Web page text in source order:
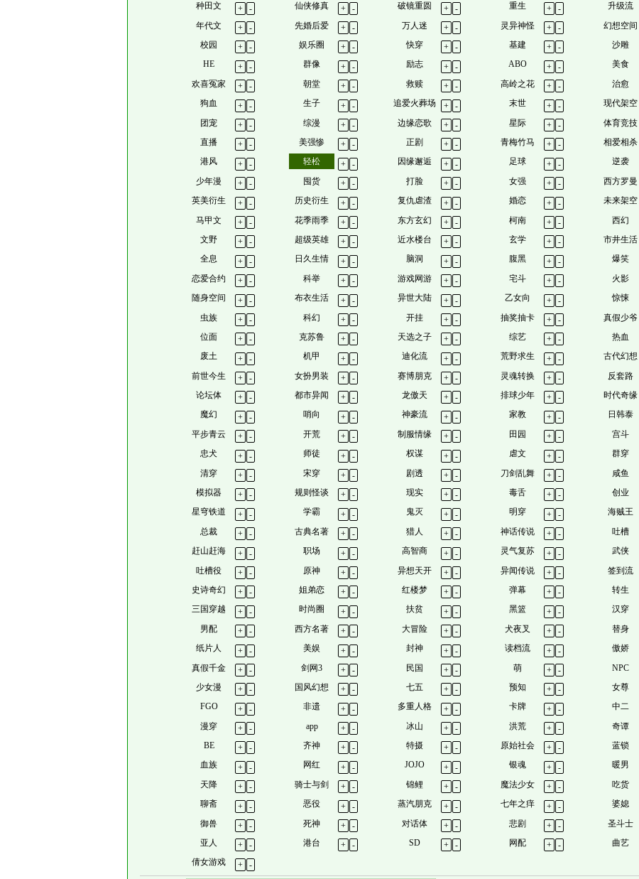
种田文
+ - 仙侠修真 + - 破镜重圆 + - 重生 + - 升级流
年代文
+ - 先婚后爱 + - 万人迷 + - 灵异神怪 + - 幻想空间
校园
+ - 娱乐圈 + - 快穿 + - 基建 + - 沙雕
HE
+ - 群像 + - 励志 + - ABO + - 美食
欢喜冤家
+ - 朝堂 + - 救赎 + - 高岭之花 + - 治愈
狗血
+ - 生子 + - 追爱火葬场 + - 末世 + - 现代架空
团宠
+ - 综漫 + - 边缘恋歌 + - 星际 + - 体育竞技
直播
+ - 美强惨 + - 正剧 + - 青梅竹马 + - 相爱相杀
港风
+ - 轻松 + - 因缘邂逅 + - 足球 + - 逆袭
少年漫
+ - 囤货 + - 打脸 + - 女强 + - 西方罗曼
英美衍生
+ - 历史衍生 + - 复仇虐渣 + - 婚恋 + - 未来架空
马甲文
+ - 花季雨季 + - 东方玄幻 + - 柯南 + - 西幻
文野
+ - 超级英雄 + - 近水楼台 + - 玄学 + - 市井生活
全息
+ - 日久生情 + - 脑洞 + - 腹黑 + - 爆笑
恋爱合约
+ - 科举 + - 游戏网游 + - 宅斗 + - 火影
随身空间
+ - 布衣生活 + - 异世大陆 + - 乙女向 + - 惊悚
虫族
+ - 科幻 + - 开挂 + - 抽奖抽卡 + - 真假少爷
位面
+ - 克苏鲁 + - 天选之子 + - 综艺 + - 热血
废土
+ - 机甲 + - 迪化流 + - 荒野求生 + - 古代幻想
前世今生
+ - 女扮男装 + - 赛博朋克 + - 灵魂转换 + - 反套路
论坛体
+ - 都市异闻 + - 龙傲天 + - 排球少年 + - 时代奇缘
魔幻
+ - 哨向 + - 神豪流 + - 家教 + - 日韩泰
平步青云
+ - 开荒 + - 制服情缘 + - 田园 + - 宫斗
忠犬
+ - 师徒 + - 权谋 + - 虐文 + - 群穿
清穿
+ - 宋穿 + - 剧透 + - 刀剑乱舞 + - 咸鱼
模拟器
+ - 规则怪谈 + - 现实 + - 毒舌 + - 创业
星穹铁道
+ - 学霸 + - 鬼灭 + - 明穿 + - 海贼王
总裁
+ - 古典名著 + - 猎人 + - 神话传说 + - 吐槽
赶山赶海
+ - 职场 + - 高智商 + - 灵气复苏 + - 武侠
吐槽役
+ - 原神 + - 异想天开 + - 异闻传说 + - 签到流
史诗奇幻
+ - 姐弟恋 + - 红楼梦 + - 弹幕 + - 转生
三国穿越
+ - 时尚圈 + - 扶贫 + - 黑篮 + - 汉穿
男配
+ - 西方名著 + - 大冒险 + - 犬夜叉 + - 替身
纸片人
+ - 美娱 + - 封神 + - 读档流 + - 傲娇
真假千金
+ - 剑网3 + - 民国 + - 萌 + - NPC
少女漫
+ - 国风幻想 + - 七五 + - 预知 + - 女尊
FGO
+ - 非遗 + - 多重人格 + - 卡牌 + - 中二
漫穿
+ - app + - 冰山 + - 洪荒 + - 奇谭
BE
+ - 齐神 + - 特摄 + - 原始社会 + - 蓝锁
血族
+ - 网红 + - JOJO + - 银魂 + - 暖男
天降
+ - 骑士与剑 + - 锦鲤 + - 魔法少女 + - 吃货
聊斋
+ - 恶役 + - 蒸汽朋克 + - 七年之痒 + - 婆媳
御兽
+ - 死神 + - 对话体 + - 悲剧 + - 圣斗士
亚人
+ - 港台 + - SD + - 网配 + - 曲艺
倩女游戏
+ -